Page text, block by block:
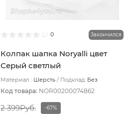
0 Закончился
Колпак шапка Noryalli цвет
Серый светлый
Материал : Шерсть Подклад: Без
Код товара: NOR00200074862
2 399Руб. -67%